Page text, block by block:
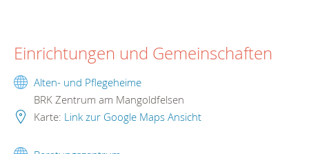
Einrichtungen und Gemeinschaften
Alten- und Pflegeheime
BRK Zentrum am Mangoldfelsen
Karte: Link zur Google Maps Ansicht